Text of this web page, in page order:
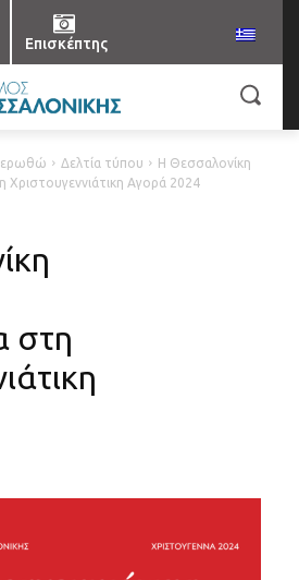
Επισκέπτης
Δελτία τύπου
Η Θεσσαλονίκη
Χριστουγεννιάτικη Αγορά 2024
στη